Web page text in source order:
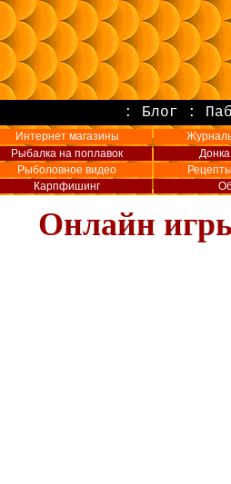
: Блог :
Интернет магазины
Рыбалка на поплавок
Рыболовное видео
Карпфишинг
Онлайн